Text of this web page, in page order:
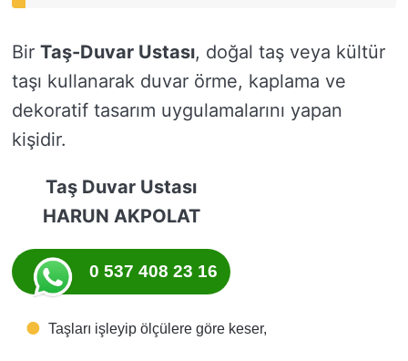
Bir Taş-Duvar Ustası, doğal taş veya kültür
taşı kullanarak duvar örme, kaplama ve
dekoratif tasarım uygulamalarını yapan
kişidir.
Taş Duvar Ustası
HARUN AKPOLAT
0 537 408 23 16
Taşları işleyip ölçülere göre keser,